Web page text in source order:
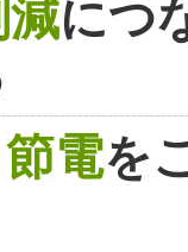
につ
節電を